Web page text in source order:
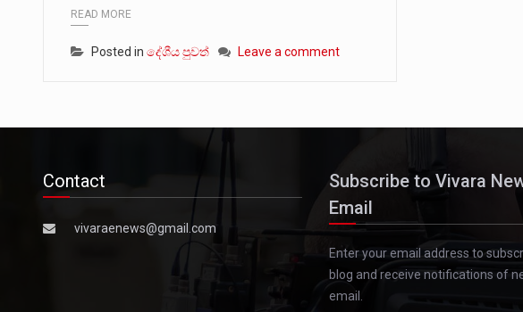
READ MORE
Posted in දේශීය පුවත් Leave a comment
Contact
vivaraenews@gmail.com
Subscribe to Vivara
Email
Enter your email address to
blog and receive notifications of
email.